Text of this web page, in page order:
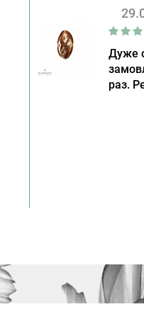
Дуже
раз.